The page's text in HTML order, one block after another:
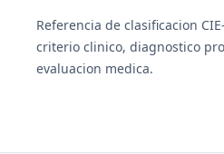
Referencia de clasificacion
criterio clinico, diagnostico
evaluacion medica.